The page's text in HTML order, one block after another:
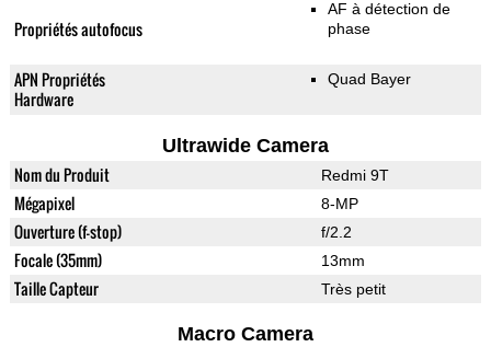
Propriétés autofocus
AF à détection de
phase
APN Propriétés
Hardware
Quad Bayer
Ultrawide Camera
Nom du Produit Redmi 9T
Mégapixel 8-MP
Ouverture (f-stop) f/2.2
Focale (35mm) 13mm
Taille Capteur Très petit
Macro Camera